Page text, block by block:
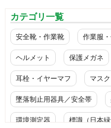
カテゴリ一覧
安全靴・作業靴 作業服
ヘルメット 保護メガネ
耳栓・イヤーマフ マスク
墜落制止用器具／安全帯
環境測定器 標識（日本緑